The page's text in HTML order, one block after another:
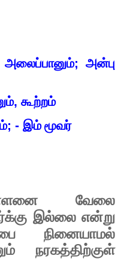
அலைப்பானும்; அன்பு
, கூற்றம்
; - இம் மூவர்
வேலை
இல்லை என்று
நினையாமல்
நரகத்திற்குள்